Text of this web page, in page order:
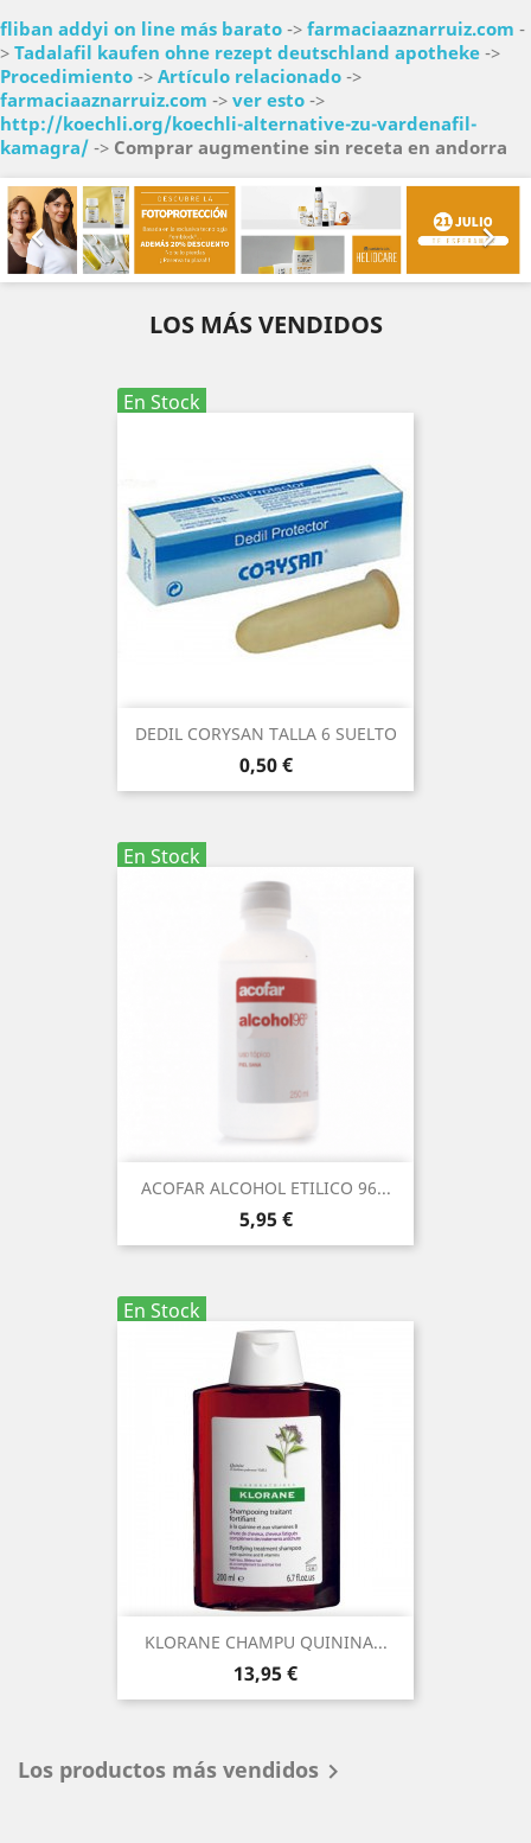
fliban addyi on line más barato -> farmaciaaznarruiz.com -
> Tadalafil kaufen ohne rezept deutschland apotheke ->
Procedimiento -> Artículo relacionado ->
farmaciaaznarruiz.com -> ver esto ->
http://koechli.org/koechli-alternative-zu-vardenafil-
kamagra/ -> Comprar augmentine sin receta en andorra

Anterior

LOS MÁS VENDIDOS
En Stock
DEDIL CORYSAN TALLA 6 SUELTO
Precio
0,50 €
En Stock
ACOFAR ALCOHOL ETILICO 96...
Precio
5,95 €
En Stock
KLORANE CHAMPU QUININA...
Precio
13,95 €
Los productos más vendidos 